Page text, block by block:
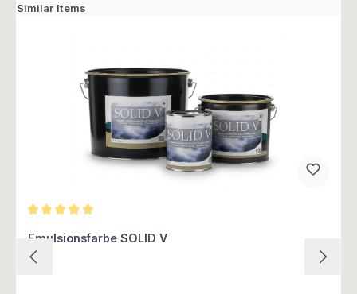
Similar Items
Emulsionsfarbe SOLID V